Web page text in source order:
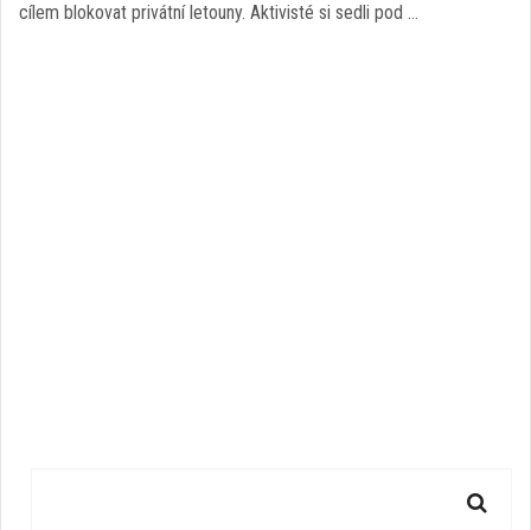
cílem blokovat privátní letouny. Aktivisté si sedli pod …